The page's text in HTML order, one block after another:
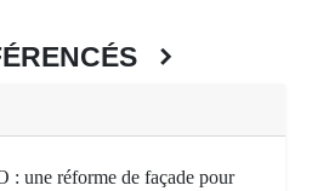
: une réforme de façade pour